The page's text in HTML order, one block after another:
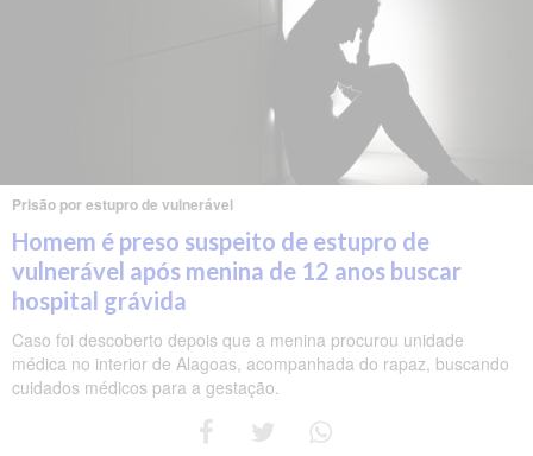
Prisão por estupro de vulnerável
Homem é preso suspeito de estupro de
vulnerável após menina de 12 anos buscar
hospital grávida
Caso foi descoberto depois que a menina procurou unidade
médica no interior de Alagoas, acompanhada do rapaz, buscando
cuidados médicos para a gestação.